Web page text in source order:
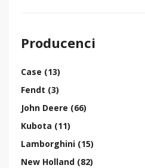
Producenci
Case (13)
Fendt (3)
John Deere (66)
Kubota (11)
Lamborghini (15)
New Holland (82)